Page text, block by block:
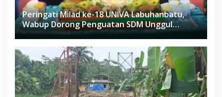
Peringati Milad ke-18 UNIVA Labuhanbatu,
Wabup Dorong Penguatan SDM Unggul
Menuju Indonesia Emas 2045